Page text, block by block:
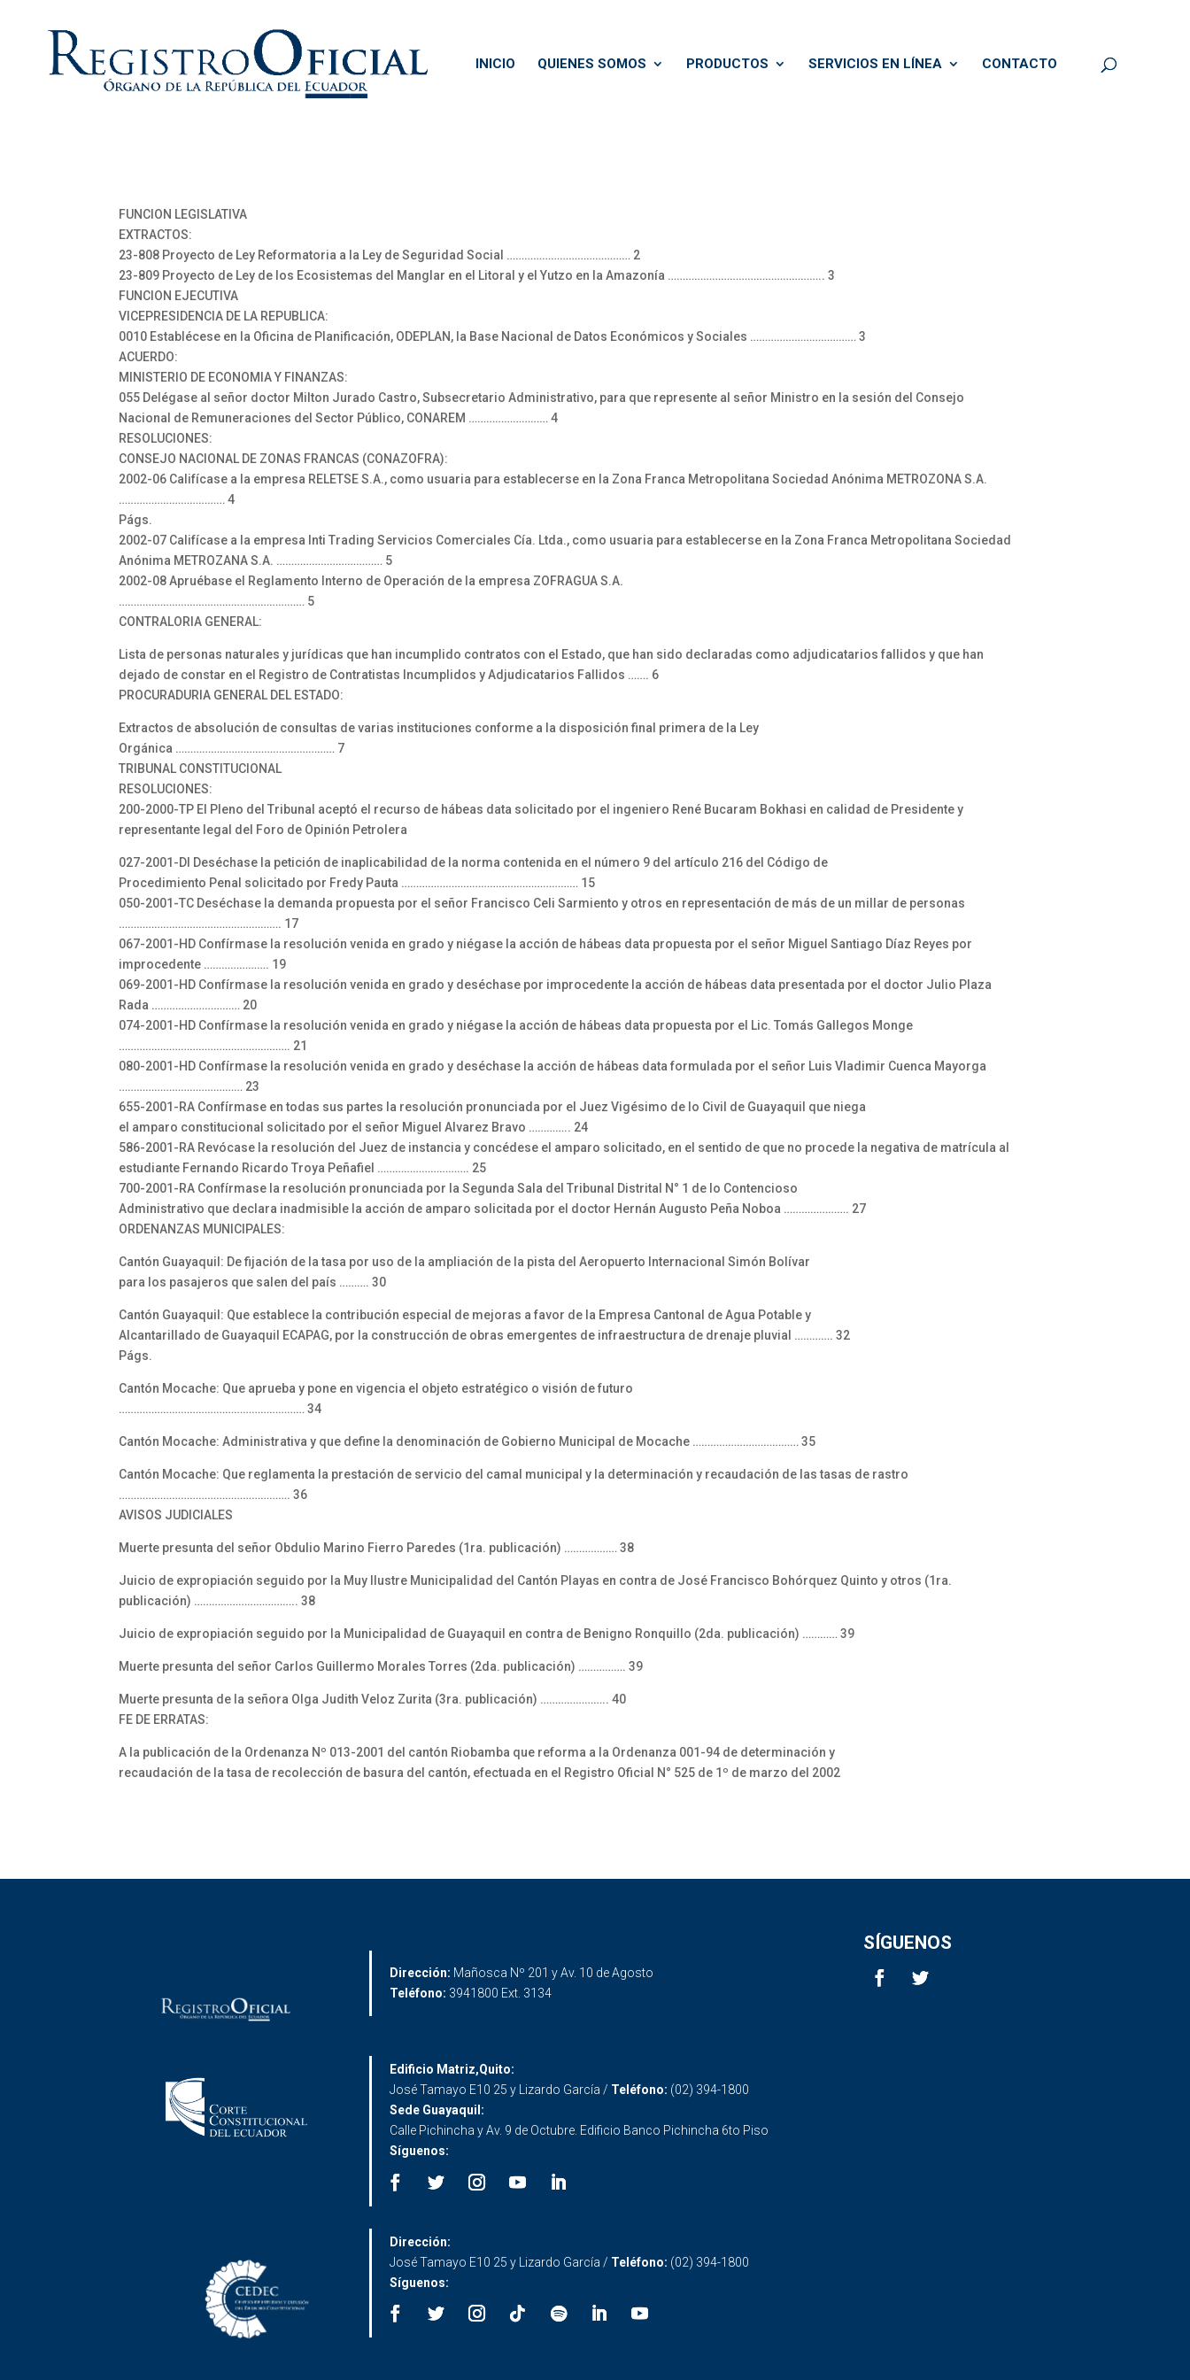
INICIO QUIENES SOMOS PRODUCTOS SERVICIOS EN LÍNEA CONTACTO
FUNCION LEGISLATIVA
EXTRACTOS:
23-808 Proyecto de Ley Reformatoria a la Ley de Seguridad Social …………………………………… 2
23-809 Proyecto de Ley de los Ecosistemas del Manglar en el Litoral y el Yutzo en la Amazonía …………………………………………….. 3
FUNCION EJECUTIVA
VICEPRESIDENCIA DE LA REPUBLICA:
0010 Establécese en la Oficina de Planificación, ODEPLAN, la Base Nacional de Datos Económicos y Sociales ……………………………… 3
ACUERDO:
MINISTERIO DE ECONOMIA Y FINANZAS:
055 Delégase al señor doctor Milton Jurado Castro, Subsecretario Administrativo, para que represente al señor Ministro en la sesión del Consejo
Nacional de Remuneraciones del Sector Público, CONAREM ……………………… 4
RESOLUCIONES:
CONSEJO NACIONAL DE ZONAS FRANCAS (CONAZOFRA):
2002-06 Califícase a la empresa RELETSE S.A., como usuaria para establecerse en la Zona Franca Metropolitana Sociedad Anónima METROZONA S.A.
……………………………… 4
Págs.
2002-07 Califícase a la empresa Inti Trading Servicios Comerciales Cía. Ltda., como usuaria para establecerse en la Zona Franca Metropolitana Sociedad
Anónima METROZANA S.A. ……………………………… 5
2002-08 Apruébase el Reglamento Interno de Operación de la empresa ZOFRAGUA S.A.
……………………………………………………… 5
CONTRALORIA GENERAL:
Lista de personas naturales y jurídicas que han incumplido contratos con el Estado, que han sido declaradas como adjudicatarios fallidos y que han
dejado de constar en el Registro de Contratistas Incumplidos y Adjudicatarios Fallidos ……. 6
PROCURADURIA GENERAL DEL ESTADO:
Extractos de absolución de consultas de varias instituciones conforme a la disposición final primera de la Ley
Orgánica ……………………………………………… 7
TRIBUNAL CONSTITUCIONAL
RESOLUCIONES:
200-2000-TP El Pleno del Tribunal aceptó el recurso de hábeas data solicitado por el ingeniero René Bucaram Bokhasi en calidad de Presidente y
representante legal del Foro de Opinión Petrolera
027-2001-DI Deséchase la petición de inaplicabilidad de la norma contenida en el número 9 del artículo 216 del Código de
Procedimiento Penal solicitado por Fredy Pauta …………………………………………………… 15
050-2001-TC Deséchase la demanda propuesta por el señor Francisco Celi Sarmiento y otros en representación de más de un millar de personas
………………………………………………. 17
067-2001-HD Confírmase la resolución venida en grado y niégase la acción de hábeas data propuesta por el señor Miguel Santiago Díaz Reyes por
improcedente …………………. 19
069-2001-HD Confírmase la resolución venida en grado y deséchase por improcedente la acción de hábeas data presentada por el doctor Julio Plaza
Rada ………………………… 20
074-2001-HD Confírmase la resolución venida en grado y niégase la acción de hábeas data propuesta por el Lic. Tomás Gallegos Monge
…………………………………………………. 21
080-2001-HD Confírmase la resolución venida en grado y deséchase la acción de hábeas data formulada por el señor Luis Vladimir Cuenca Mayorga
…………………………………… 23
655-2001-RA Confírmase en todas sus partes la resolución pronunciada por el Juez Vigésimo de lo Civil de Guayaquil que niega
el amparo constitucional solicitado por el señor Miguel Alvarez Bravo ………….. 24
586-2001-RA Revócase la resolución del Juez de instancia y concédese el amparo solicitado, en el sentido de que no procede la negativa de matrícula al
estudiante Fernando Ricardo Troya Peñafiel …………………………. 25
700-2001-RA Confírmase la resolución pronunciada por la Segunda Sala del Tribunal Distrital N° 1 de lo Contencioso
Administrativo que declara inadmisible la acción de amparo solicitada por el doctor Hernán Augusto Peña Noboa …………………. 27
ORDENANZAS MUNICIPALES:
Cantón Guayaquil: De fijación de la tasa por uso de la ampliación de la pista del Aeropuerto Internacional Simón Bolívar
para los pasajeros que salen del país ………. 30
Cantón Guayaquil: Que establece la contribución especial de mejoras a favor de la Empresa Cantonal de Agua Potable y
Alcantarillado de Guayaquil ECAPAG, por la construcción de obras emergentes de infraestructura de drenaje pluvial …………. 32
Págs.
Cantón Mocache: Que aprueba y pone en vigencia el objeto estratégico o visión de futuro
……………………………………………………… 34
Cantón Mocache: Administrativa y que define la denominación de Gobierno Municipal de Mocache ……………………………… 35
Cantón Mocache: Que reglamenta la prestación de servicio del camal municipal y la determinación y recaudación de las tasas de rastro
…………………………………………………. 36
AVISOS JUDICIALES
Muerte presunta del señor Obdulio Marino Fierro Paredes (1ra. publicación) ……………… 38
Juicio de expropiación seguido por la Muy Ilustre Municipalidad del Cantón Playas en contra de José Francisco Bohórquez Quinto y otros (1ra.
publicación) …………………………….. 38
Juicio de expropiación seguido por la Municipalidad de Guayaquil en contra de Benigno Ronquillo (2da. publicación) ………… 39
Muerte presunta del señor Carlos Guillermo Morales Torres (2da. publicación) ……………. 39
Muerte presunta de la señora Olga Judith Veloz Zurita (3ra. publicación) ………………….. 40
FE DE ERRATAS:
A la publicación de la Ordenanza Nº 013-2001 del cantón Riobamba que reforma a la Ordenanza 001-94 de determinación y
recaudación de la tasa de recolección de basura del cantón, efectuada en el Registro Oficial N° 525 de 1º de marzo del 2002
Dirección: Mañosca Nº 201 y Av. 10 de Agosto
Teléfono: 3941800 Ext. 3134
SÍGUENOS
Edificio Matriz,Quito:
José Tamayo E10 25 y Lizardo García / Teléfono: (02) 394-1800
Sede Guayaquil:
Calle Pichincha y Av. 9 de Octubre. Edificio Banco Pichincha 6to Piso
Síguenos:
Dirección:
José Tamayo E10 25 y Lizardo García / Teléfono: (02) 394-1800
Síguenos: